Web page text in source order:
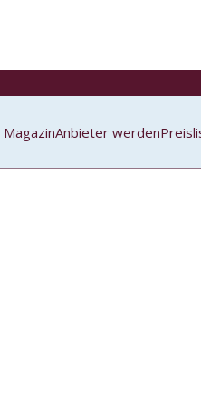
MagazinAnbieter werden